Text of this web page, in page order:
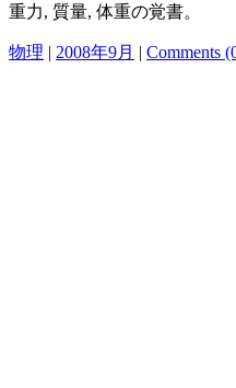
重力, 質量, 体重の覚書。
物理 | 2008年9月 | Comments